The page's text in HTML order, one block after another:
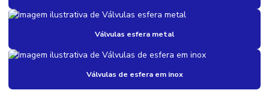
Registro gaveta
Registro gaveta industrial
Registro gaveta preço
Válvula acionamento elétrico
Válvulas esfera metal
Válvulas de esfera em inox